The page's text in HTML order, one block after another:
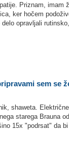
Priznam, imam
ker hočem
opravljali
sem se
shaweta.
starega Brauna
15x "podrsat" da